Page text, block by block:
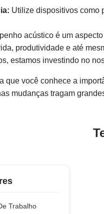
Utilize dispositivos como
acústico é um
produtividade e até
estamos investindo no
que você conhece a
mudanças tragam
Trabalho